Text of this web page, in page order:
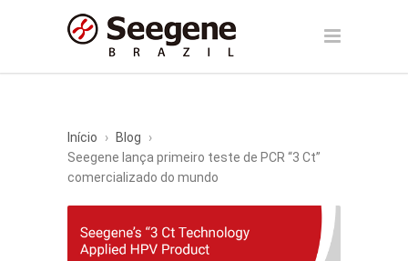
Início › Blog
›
Seegene lança primeiro teste de PCR “3 Ct”
comercializado do mundo